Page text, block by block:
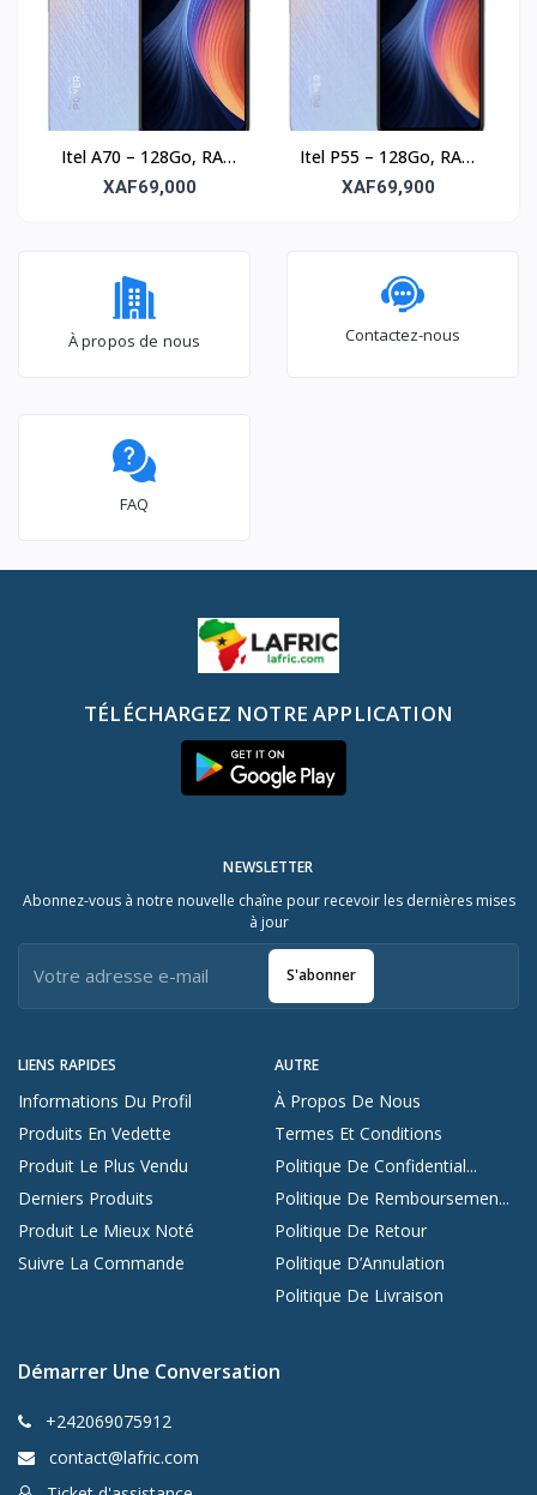
Itel A70 – 128Go, RAM
8Go, écran 6.6’’
XAF69,000
Itel P55 – 128Go, RAM
4Go, écran 6.6’’
XAF69,900
À propos de nous Contactez-nous
FAQ
TÉLÉCHARGEZ NOTRE APPLICATION
LIENS RAPIDES
Informations Du Profil
Produits En Vedette
Produit Le Plus Vendu
Derniers Produits
Produit Le Mieux Noté
Suivre La Commande
AUTRE
À Propos De Nous
Termes Et Conditions
Politique De Confidential...
Politique De Remboursemen...
Politique De Retour
Politique D’Annulation
Politique De Livraison
NEWSLETTER
Abonnez-vous à notre nouvelle chaîne pour recevoir les dernières mises
à jour
S'abonner
Démarrer Une Conversation
+242069075912
contact@lafric.com